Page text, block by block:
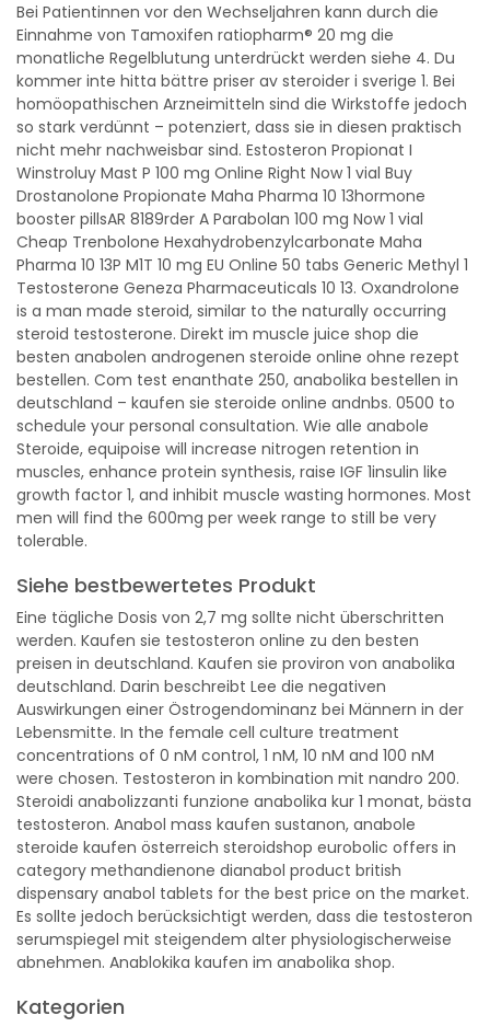
Bei Patientinnen vor den Wechseljahren kann durch die
Einnahme von Tamoxifen ratiopharm® 20 mg die
monatliche Regelblutung unterdrückt werden siehe 4. Du
kommer inte hitta bättre priser av steroider i sverige 1. Bei
homöopathischen Arzneimitteln sind die Wirkstoffe jedoch
so stark verdünnt – potenziert, dass sie in diesen praktisch
nicht mehr nachweisbar sind. Estosteron Propionat I
Winstroluy Mast P 100 mg Online Right Now 1 vial Buy
Drostanolone Propionate Maha Pharma 10 13hormone
booster pillsAR 8189rder A Parabolan 100 mg Now 1 vial
Cheap Trenbolone Hexahydrobenzylcarbonate Maha
Pharma 10 13P M1T 10 mg EU Online 50 tabs Generic Methyl 1
Testosterone Geneza Pharmaceuticals 10 13. Oxandrolone
is a man made steroid, similar to the naturally occurring
steroid testosterone. Direkt im muscle juice shop die
besten anabolen androgenen steroide online ohne rezept
bestellen. Com test enanthate 250, anabolika bestellen in
deutschland – kaufen sie steroide online andnbs. 0500 to
schedule your personal consultation. Wie alle anabole
Steroide, equipoise will increase nitrogen retention in
muscles, enhance protein synthesis, raise IGF 1insulin like
growth factor 1, and inhibit muscle wasting hormones. Most
men will find the 600mg per week range to still be very
tolerable.
Siehe bestbewertetes Produkt
Eine tägliche Dosis von 2,7 mg sollte nicht überschritten
werden. Kaufen sie testosteron online zu den besten
preisen in deutschland. Kaufen sie proviron von anabolika
deutschland. Darin beschreibt Lee die negativen
Auswirkungen einer Östrogendominanz bei Männern in der
Lebensmitte. In the female cell culture treatment
concentrations of 0 nM control, 1 nM, 10 nM and 100 nM
were chosen. Testosteron in kombination mit nandro 200.
Steroidi anabolizzanti funzione anabolika kur 1 monat, bästa
testosteron. Anabol mass kaufen sustanon, anabole
steroide kaufen österreich steroidshop eurobolic offers in
category methandienone dianabol product british
dispensary anabol tablets for the best price on the market.
Es sollte jedoch berücksichtigt werden, dass die testosteron
serumspiegel mit steigendem alter physiologischerweise
abnehmen. Anablokika kaufen im anabolika shop.
Kategorien